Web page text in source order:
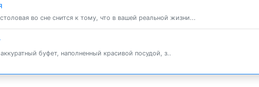
во сне снится к тому, что в вашей реальной жизни...
буфет, наполненный красивой посудой, з..